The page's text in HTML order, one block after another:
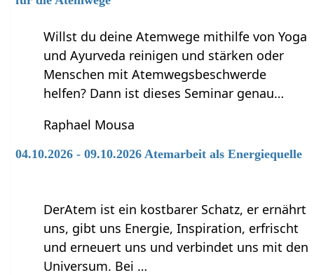
Willst du deine Atemwege mithilfe von Yoga
und Ayurveda reinigen und stärken oder
Menschen mit Atemwegsbeschwerde
helfen? Dann ist dieses Seminar genau…
Raphael Mousa
04.10.2026 - 09.10.2026 Atemarbeit als Energiequelle
DerAtem ist ein kostbarer Schatz, er ernährt
uns, gibt uns Energie, Inspiration, erfrischt
und erneuert uns und verbindet uns mit den
Universum. Bei …